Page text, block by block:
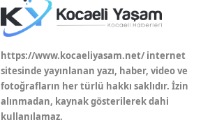
https://www.kocaeliyasam.net/ internet
sitesinde yayınlanan yazı, haber, video ve
fotoğrafların her türlü hakkı saklıdır. İzin
alınmadan, kaynak gösterilerek dahi
kullanılamaz.